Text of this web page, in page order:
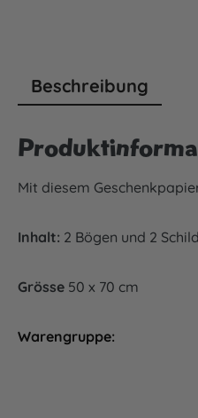
Beschreibung
Mit diesem
Inhalt: 2 Bögen und 2
Grösse 50 x 70 cm
Warengruppe: